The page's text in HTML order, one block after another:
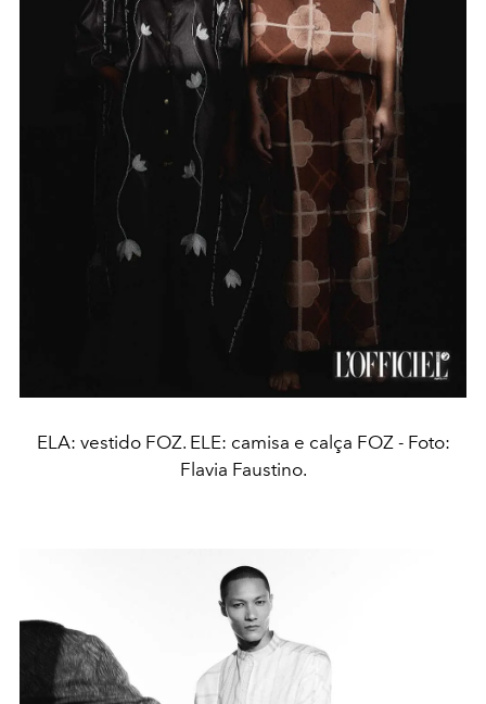
ELA: vestido FOZ. ELE: camisa e calça FOZ - Foto:
Flavia Faustino.